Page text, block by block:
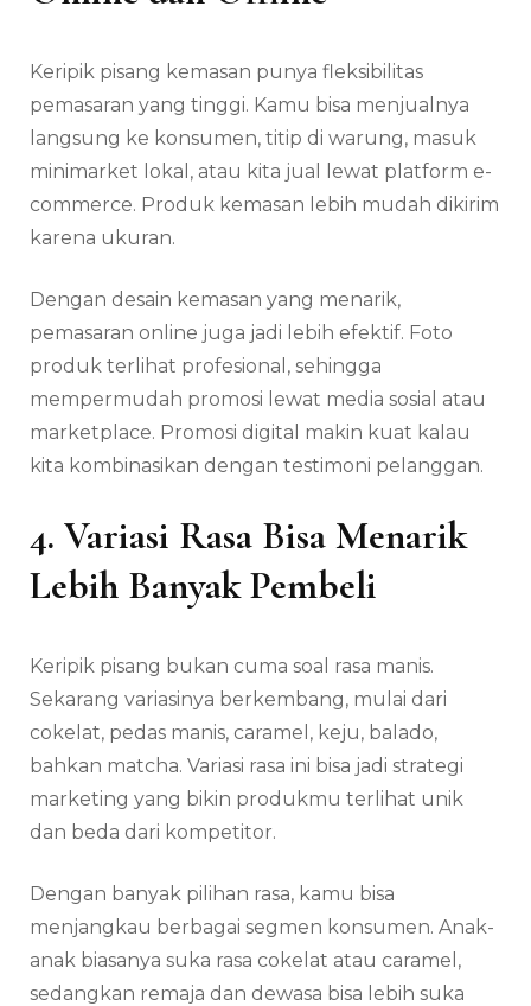
Keripik pisang kemasan punya fleksibilitas
pemasaran yang tinggi. Kamu bisa menjualnya
langsung ke konsumen, titip di warung, masuk
minimarket lokal, atau kita jual lewat platform e-
commerce. Produk kemasan lebih mudah dikirim
karena ukuran.
Dengan desain kemasan yang menarik,
pemasaran online juga jadi lebih efektif. Foto
produk terlihat profesional, sehingga
mempermudah promosi lewat media sosial atau
marketplace. Promosi digital makin kuat kalau
kita kombinasikan dengan testimoni pelanggan.
4. Variasi Rasa Bisa Menarik
Lebih Banyak Pembeli
Keripik pisang bukan cuma soal rasa manis.
Sekarang variasinya berkembang, mulai dari
cokelat, pedas manis, caramel, keju, balado,
bahkan matcha. Variasi rasa ini bisa jadi strategi
marketing yang bikin produkmu terlihat unik
dan beda dari kompetitor.
Dengan banyak pilihan rasa, kamu bisa
menjangkau berbagai segmen konsumen. Anak-
anak biasanya suka rasa cokelat atau caramel,
sedangkan remaja dan dewasa bisa lebih suka